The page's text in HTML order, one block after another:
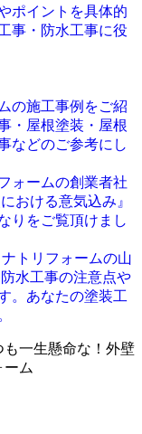
ポイントを具体的
事・防水工事に役
の施工事例をご紹
・屋根塗装・屋根
などのご参考にし
ォームの創業者社
おける意気込み』
りをご覧頂けまし
トリフォームの山
水工事の注意点や
。あなたの塗装工
一生懸命な！外壁
ーム